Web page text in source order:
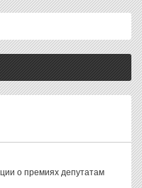
о премиях депутатам